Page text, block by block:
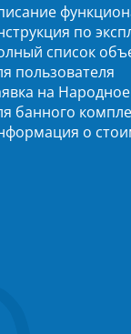
по
список
пользователя
на
банного
о